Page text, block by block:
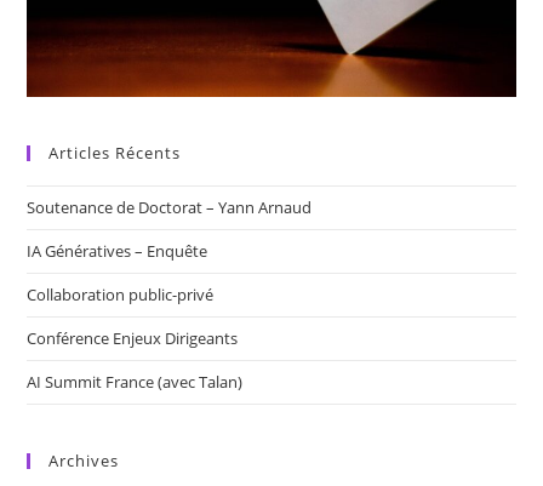
Articles Récents
Soutenance de Doctorat – Yann Arnaud
IA Génératives – Enquête
Collaboration public-privé
Conférence Enjeux Dirigeants
AI Summit France (avec Talan)
Archives